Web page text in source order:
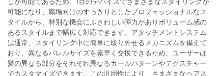
可能になり、職場向けのすっきりとしたプロフェッショナルなス
タイルから、特別な機会にふさわしい弾力がありボリューム感の
あるスタイルまで幅広く対応できます。アタッチメントシステム
は通常、スタイリング中に簡単に取り外せるメカニズムを備えて
おり、異なるバレルサイズを素早く交換できるため、ユーザーは
髪の異なる部分をそれぞれ異なるカールパターンやテクスチャー
でカスタマイズできます。この汎用性により、さまざまなヘアス